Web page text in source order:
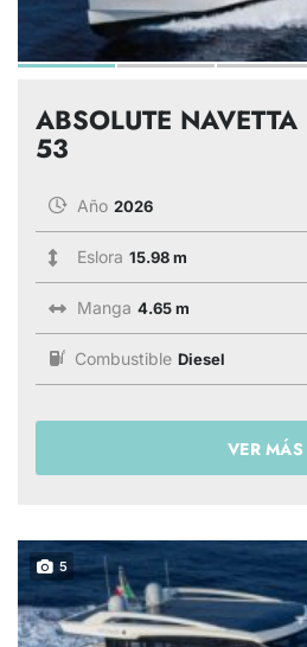
ABSOLUTE NAVETTA
53
Año 2026
Eslora 15.98 m
Manga 4.65 m
Combustible Diesel
VER MÁS
5